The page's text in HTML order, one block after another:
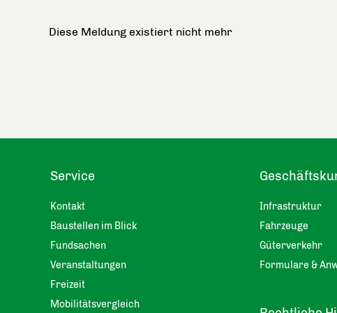
Diese Meldung existiert nicht mehr
Service
Kontakt
Baustellen im Blick
Fundsachen
Veranstaltungen
Freizeit
Mobilitätsvergleich
Infrastruktur
Fahrzeuge
Güterverkehr
Formulare &